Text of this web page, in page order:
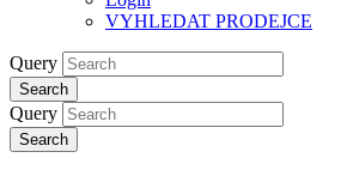
VYHLEDAT PRODEJCE
Query
Search
Query
Search